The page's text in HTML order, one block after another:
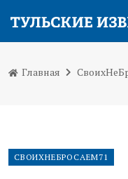
Главная
СВОИХНЕБРОСАЕМ71